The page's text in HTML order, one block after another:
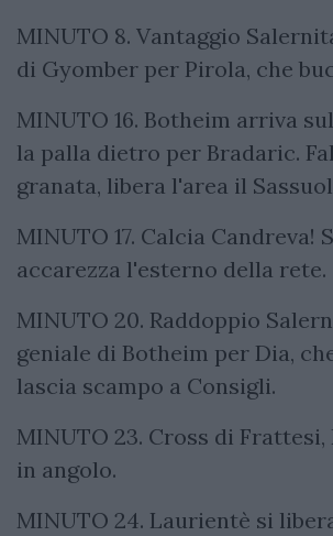
MINUTO 8. Vantaggio
di Gyomber per Pirola, che
MINUTO 16. Botheim arriva
la palla dietro per Bradaric.
granata, libera l'area il
MINUTO 17. Calcia Candreva!
accarezza l'esterno della rete.
MINUTO 20. Raddoppio
geniale di Botheim per Dia,
lascia scampo a Consigli.
MINUTO 23. Cross di
in angolo.
MINUTO 24. Laurientè si